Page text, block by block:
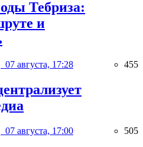
Тебриза:
и
07 августа, 17:28 455
07 августа, 17:00 505